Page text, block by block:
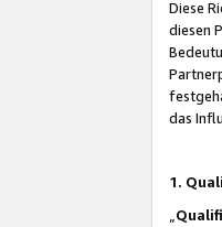
Diese
diesen
das
1.